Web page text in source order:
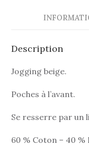
Description
Jogging beige.
Poches à l’avant.
Se resserre par un
60 % Coton – 40 %